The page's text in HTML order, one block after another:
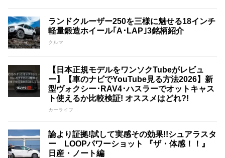
ランドクルーザー250を三様に魅せる18インチ
軽量鍛造ホイール｢A･LAP｣3銘柄紹介
クルマ
【日本正規モデルをワンソクTubeがレビュ
ー】【車のナビでYouTube見る方法2026】新
型ヴォクシー･RAV4･ハスラーでオットキャス
ト使えるか比較検証! オススメはどれ?!
カーライフ
論より証拠!試して実感その効果!!シュアラスタ
ー LOOPパワーショット 『ザ・体感！！』
日産・ノート編